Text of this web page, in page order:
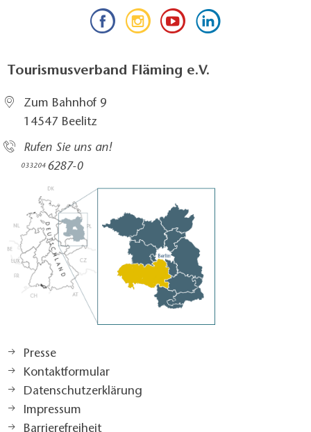
Tourismusverband Fläming e.V.
Zum Bahnhof 9
14547 Beelitz
Rufen Sie uns an!
033204 6287-0
Presse
Kontaktformular
Datenschutzerklärung
Impressum
Barrierefreiheit